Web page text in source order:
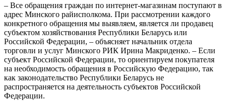
– Все обращения граждан по интернет-магазинам поступают в
адрес Минского райисполкома. При рассмотрении каждого
конкретного обращения мы выявляем, является ли продавец
субъектом хозяйствования Республики Беларусь или
Российской Федерации, – объясняет начальник отдела
торговли и услуг Минского РИК Ирина Макриденко. – Если
субъект Российской Федерации, то ориентируем покупателя
на необходимость обращения в Российскую Федерацию, так
как законодательство Республики Беларусь не
распространяется на деятельность субъектов Российской
Федерации.